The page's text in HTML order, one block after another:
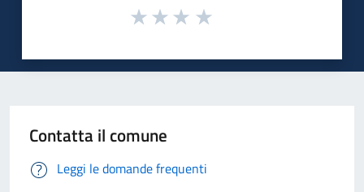
Contatta il comune
Leggi le domande frequenti